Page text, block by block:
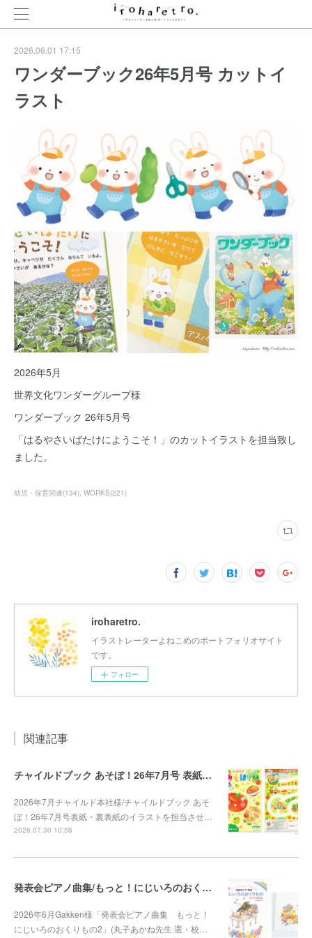
2026.06.01 17:15
ワンダーブック26年5月号 カットイ
ラスト
2026年5月
世界文化ワンダーグループ様
ワンダーブック 26年5月号
「はるやさいばたけにようこそ！」のカットイラストを担当致し
ました。
幼児・保育関連(134) WORKS(221)
iroharetro.
イラストレーターよねこめのポートフォリオサイト
です。
フォロー
関連記事
チャイルドブック あそぼ！26年7月号 表紙・裏表紙
2026年7月チャイルド本社様/チャイルドブック あそ
ぼ！26年7月号表紙・裏表紙のイラストを担当させ…
2026.07.30 10:56
発表会ピアノ曲集/もっと！にじいろのおくりもの2
2026年6月Gakken様「発表会ピアノ曲集 もっと！
にじいろのおくりもの2」(丸子あかね先生 選・校…